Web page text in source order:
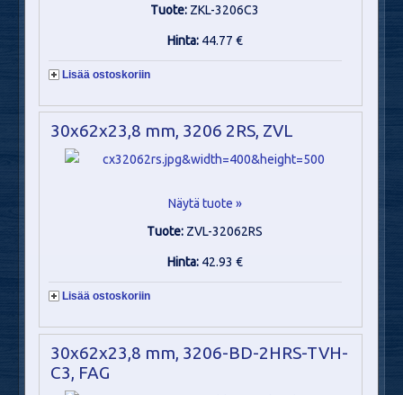
Tuote: ZKL-3206C3
Hinta: 44.77 €
Lisää ostoskoriin
30x62x23,8 mm, 3206 2RS, ZVL
Näytä tuote »
Tuote: ZVL-32062RS
Hinta: 42.93 €
Lisää ostoskoriin
30x62x23,8 mm, 3206-BD-2HRS-TVH-
C3, FAG